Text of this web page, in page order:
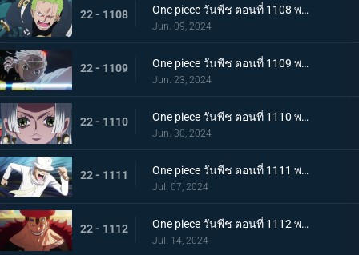
22 - 1108 One piece วันพีช ตอนที่ 1108 พากย์ไทย ไม่เข้าใจ การก่อกบฏของเซราฟิม
Jun. 09, 2024
22 - 1109 One piece วันพีช ตอนที่ 1109 พากย์ไทย การตัดสินใจอันยากลำบาก แนวรบศึกร่วมอันแปลกประหลาด
Jun. 23, 2024
22 - 1110 One piece วันพีช ตอนที่ 1110 พากย์ไทย รอดชีวิต! การต่อสู้ที่อันตรายถึงชีวิตด้วยรูปแบบที่แข็งแกร่งที่สุดของมนุษยชาติ!
Jun. 30, 2024
22 - 1111 One piece วันพีช ตอนที่ 1111 พากย์ไทย โอฮาระที่สอง! ความทะเยอทะยานของผู้บงการ!
Jul. 07, 2024
22 - 1112 One piece วันพีช ตอนที่ 1112 พากย์ไทย ปะทะ! แชงค์ส vs ยูสทัส คิด
Jul. 14, 2024